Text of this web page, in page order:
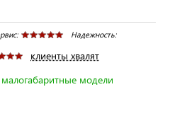
Надежность:
клиенты хвалят
модели